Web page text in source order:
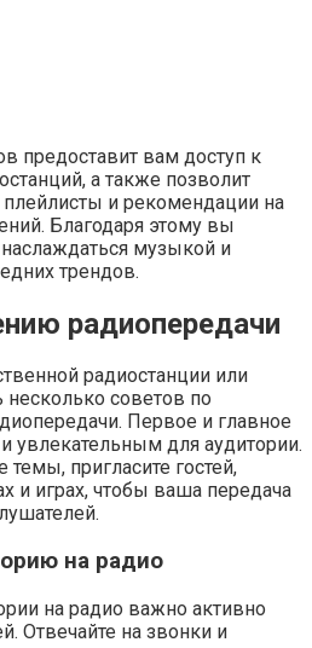
предоставит вам доступ к
а также позволит
и рекомендации на
Благодаря этому вы
музыкой и
трендов.
радиопередачи
радиостанции или
советов по
Первое и главное
увлекательным для аудитории.
темы, пригласите гостей,
и играх, чтобы ваша передача
на радио
на радио важно активно
Отвечайте на звонки и